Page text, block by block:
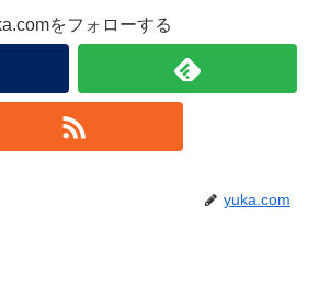
をフォローする
yuka.com